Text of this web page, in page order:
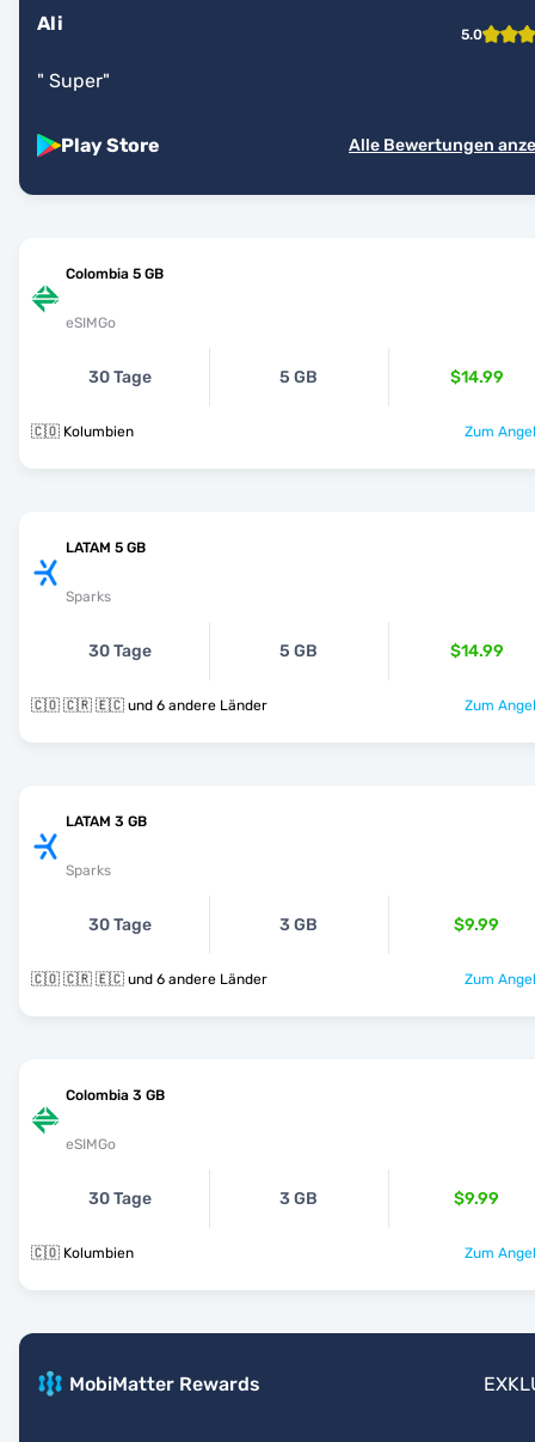
Ali 5.0
" Super"
Play Store Alle Bewertungen
Colombia 5 GB
eSIMGo
30 Tage 5 GB $14.99
🇨🇴 Kolumbien Zum
LATAM 5 GB
Sparks
30 Tage 5 GB $14.99
🇨🇴 🇨🇷 🇪🇨 und 6 andere Länder Zum
LATAM 3 GB
Sparks
30 Tage 3 GB $9.99
🇨🇴 🇨🇷 🇪🇨 und 6 andere Länder Zum
Colombia 3 GB
eSIMGo
30 Tage 3 GB $9.99
🇨🇴 Kolumbien Zum
MobiMatter Rewards